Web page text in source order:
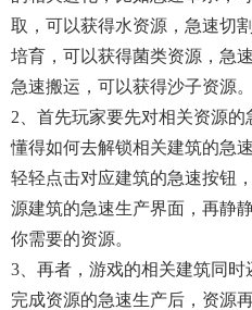
取，可以获得水资源，急速切
培育，可以获得菌类资源，急
急速搬运，可以获得沙子资源。
2、首先玩家要先对相关资源的
懂得如何去解锁相关建筑的急
轻轻点击对应建筑的急速按钮
源建筑的急速生产界面，再静
你需要的资源。
3、再者，游戏的相关建筑同
完成资源的急速生产后，资源